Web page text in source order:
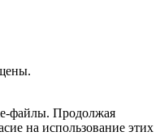
файлы. Продолжая
на использование этих